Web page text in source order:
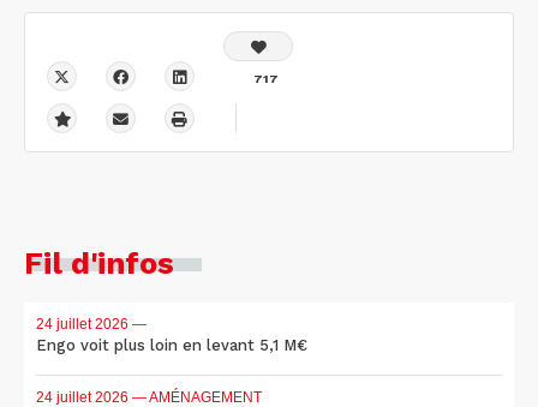
717
Fil d'infos
24 juillet 2026 —
Engo voit plus loin en levant 5,1 M€
24 juillet 2026 — AMÉNAGEMENT